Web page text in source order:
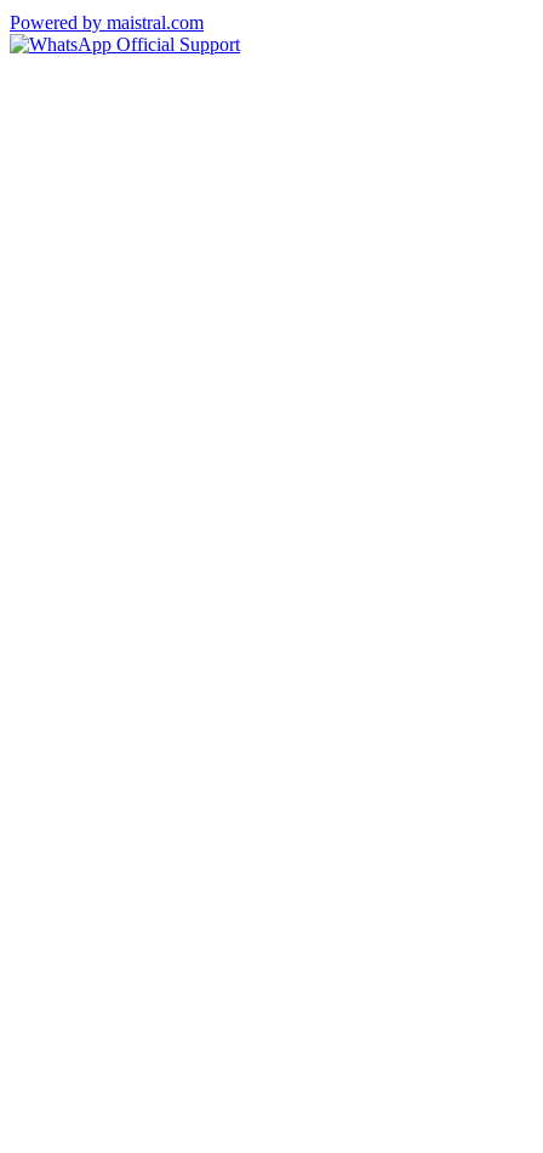
Powered by maistral.com